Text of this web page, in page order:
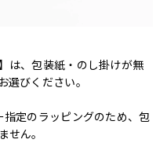
は、包装紙・のし掛けが無
びください。
定のラッピングのため、包
ん。